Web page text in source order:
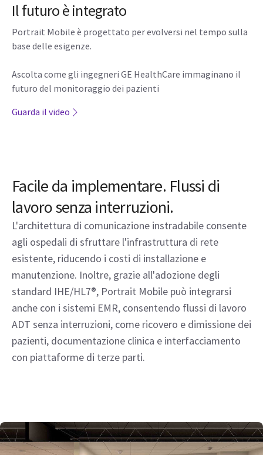
Il futuro è integrato
Portrait Mobile è progettato per evolversi nel tempo sulla
base delle esigenze.
Ascolta come gli ingegneri GE HealthCare immaginano il
futuro del monitoraggio dei pazienti
Guarda il video
Facile da implementare. Flussi di
lavoro senza interruzioni.
L'architettura di comunicazione instradabile consente
agli ospedali di sfruttare l'infrastruttura di rete
esistente, riducendo i costi di installazione e
manutenzione. Inoltre, grazie all'adozione degli
standard IHE/HL7®, Portrait Mobile può integrarsi
anche con i sistemi EMR, consentendo flussi di lavoro
ADT senza interruzioni, come ricovero e dimissione dei
pazienti, documentazione clinica e interfacciamento
con piattaforme di terze parti.